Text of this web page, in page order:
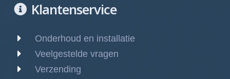
Klantenservice
Onderhoud en installatie
Veelgestelde vragen
Verzending